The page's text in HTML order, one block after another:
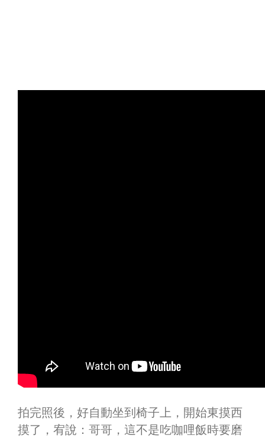
拍完照後，好自動坐到椅子上，開始東摸西
摸了，宥說：哥哥，這不是吃咖哩飯時要磨